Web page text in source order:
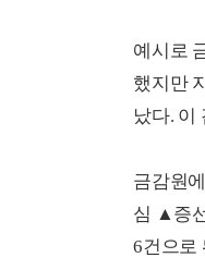
예시로
했지만
났다. 이
금감원
심 ▲증
6건으로